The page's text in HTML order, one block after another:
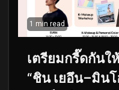
1 min read
เตรียมกรี๊ดกันใ
“ชิน เยอึน–มินโ